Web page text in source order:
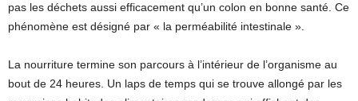
pas les déchets aussi efficacement qu’un colon en bonne santé. Ce
phénomène est désigné par « la perméabilité intestinale ».
La nourriture termine son parcours à l’intérieur de l’organisme au
bout de 24 heures. Un laps de temps qui se trouve allongé par les